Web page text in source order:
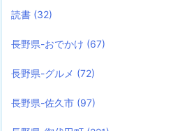
読書 (32)
長野県-おでかけ (67)
長野県-グルメ (72)
長野県-佐久市 (97)